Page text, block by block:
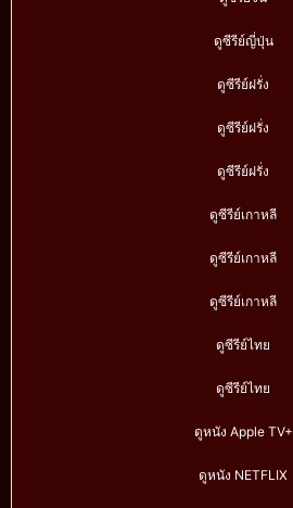
ดูซีรีย์ญี่ปุ่น
ดูซีรีย์ฝรั่ง
ดูซีรีย์ฝรั่ง
ดูซีรีย์ฝรั่ง
ดูซีรีย์เกาหลี
ดูซีรีย์เกาหลี
ดูซีรีย์เกาหลี
ดูซีรีย์ไทย
ดูซีรีย์ไทย
ดูหนัง Apple TV+
ดูหนัง NETFLIX